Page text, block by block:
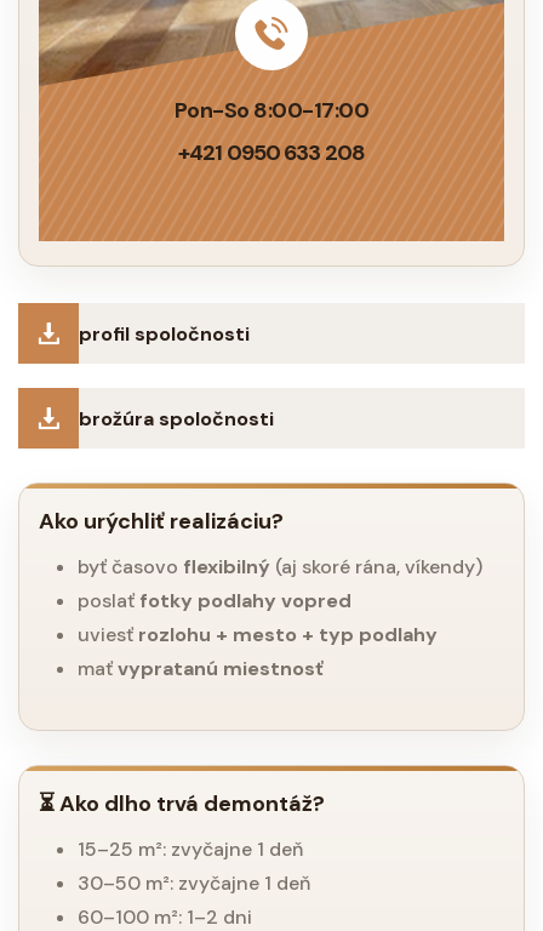
Pon-So 8:00-17:00
+421 0950 633 208
profil spoločnosti
brožúra spoločnosti
Ako urýchliť realizáciu?
byť časovo flexibilný (aj skoré rána, víkendy)
poslať fotky podlahy vopred
uviesť rozlohu + mesto + typ podlahy
maťvypratanú miestnosť
⏳ Ako dlho trvá demontáž?
15–25 m²: zvyčajne 1 deň
30–50 m²: zvyčajne 1 deň
60–100 m²: 1–2 dni